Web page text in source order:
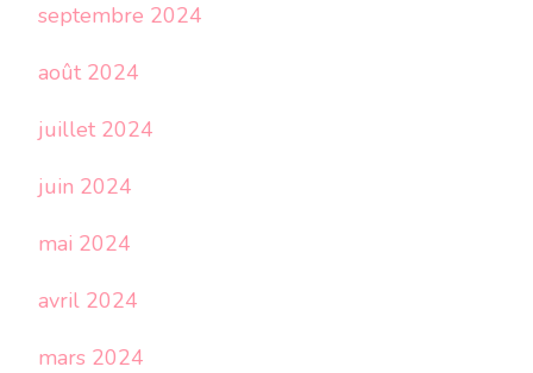
septembre 2024
août 2024
juillet 2024
juin 2024
mai 2024
avril 2024
mars 2024